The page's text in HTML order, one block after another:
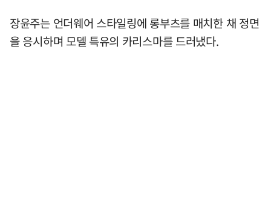
장윤주는 언더웨어 스타일링에 롱부츠를 매치한 채 정면
을 응시하며 모델 특유의 카리스마를 드러냈다.